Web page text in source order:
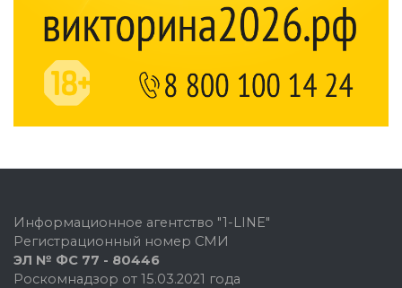
Информационное агентство "1-LINE"
Регистрационный номер СМИ
ЭЛ № ФС 77 - 80446
Роскомнадзор от 15.03.2021 года